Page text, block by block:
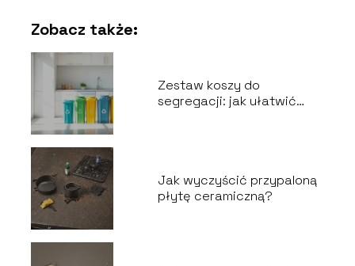
Zobacz także:
Zestaw koszy do
segregacji: jak ułatwić
Jak wyczyścić przypaloną
płytę ceramiczną?